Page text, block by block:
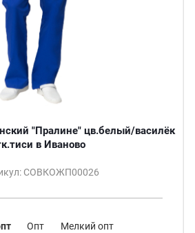
"Пралине" цв.белый/василёк
в Иваново
СОВКОЖП00026
Опт Мелкий опт